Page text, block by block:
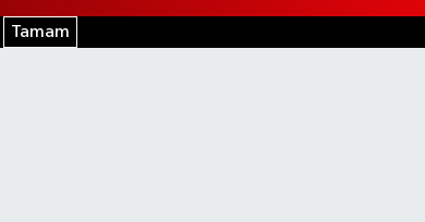
Tamam